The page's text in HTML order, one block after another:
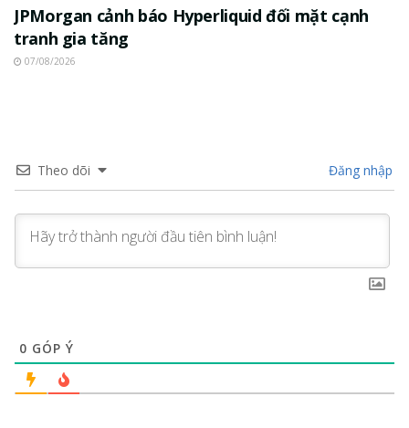
JPMorgan cảnh báo Hyperliquid đối mặt cạnh
tranh gia tăng
07/08/2026
Theo dõi Đăng nhập
0 GÓP Ý